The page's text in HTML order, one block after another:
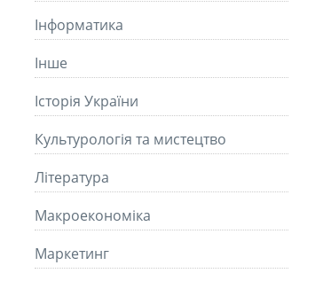
Інформатика
Інше
Історія України
Культурологія та мистецтво
Літературa
Макроекономіка
Маркетинг